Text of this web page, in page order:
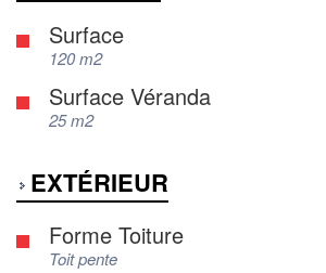
Surface
120 m2
Surface Véranda
25 m2
EXTÉRIEUR
Forme Toiture
Toit pente